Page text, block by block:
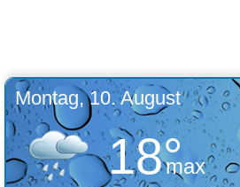
Montag, 10. August
18°
max